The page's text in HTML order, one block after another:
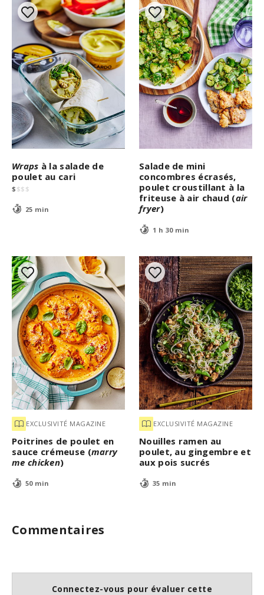
Wraps à la salade de
poulet au cari
$ $$ $
25 min
Salade de mini
concombres écrasés,
poulet croustillant à la
friteuse à air chaud (air
fryer)
1 h 30 min
EXCLUSIVITÉ MAGAZINE
Poitrines de poulet en
sauce crémeuse (marry
me chicken)
50 min
EXCLUSIVITÉ MAGAZINE
Nouilles ramen au
poulet, au gingembre et
aux pois sucrés
35 min
Commentaires
Connectez-vous pour évaluer cette